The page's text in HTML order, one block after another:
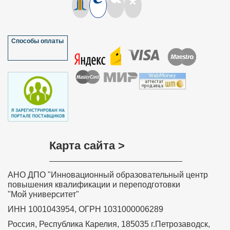
колледжа, но и педагогам края, так кА на базе нашего
колледжа проходил Фестиваль педагогических идей.
Мазулёва Ольга Ивановна, учитель
математики МОУ “Петропавловская
основная общеобразовательная школа”
Краснозерского района Новосибирской
области
Хочу выразить слова благодарности всем, кто
умения значимы, актуальны, практически применимы,
необходимы в повседневной преподавательской
Вашем курсе, будет очень полезна в моей
сказать, что все знания и теоретические навыки,
представленные в этом курсе, будут применяться
мной на практике в полном объеме. Я буду рада
принять участие в новых курсах, которые вы будете
Забелина Ирина Рашитовна,
Способы оплаты
Карта сайта >
АНО ДПО "Инновационный образовательный центр
повышения квалификации и переподготовки
"Мой университет"
ИНН 1001043954, ОГРН 1031000006289
Россия, Республика Карелия, 185035 г.Петрозаводск,